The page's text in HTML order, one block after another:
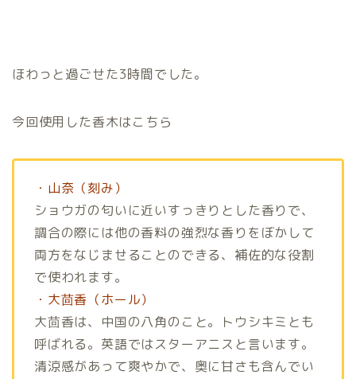
ほわっと過ごせた3時間でした。
今回使用した香木はこちら
・山奈（刻み）
ショウガの匂いに近いすっきりとした香りで、
調合の際には他の香料の強烈な香りをぼかして
両方をなじませることのできる、補佐的な役割
で使われます。
・大茴香（ホール）
大茴香は、中国の八角のこと。トウシキミとも
呼ばれる。英語ではスターアニスと言います。
清涼感があって爽やかで、奥に甘さも含んでい